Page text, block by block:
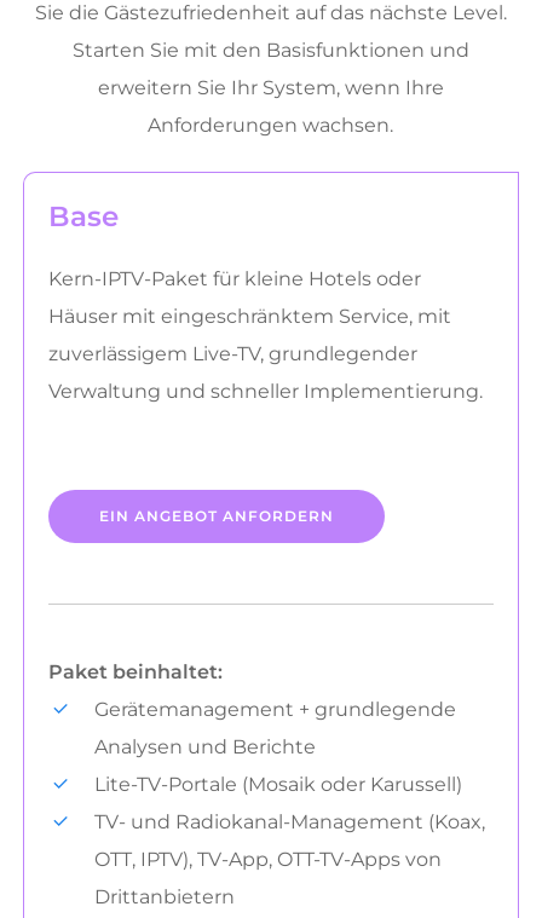
Sie die Gästezufriedenheit auf das nächste Level.
Starten Sie mit den Basisfunktionen und
erweitern Sie Ihr System, wenn Ihre
Anforderungen wachsen.
Base
Kern-IPTV-Paket für kleine Hotels oder
Häuser mit eingeschränktem Service, mit
zuverlässigem Live-TV, grundlegender
Verwaltung und schneller Implementierung.
EIN ANGEBOT ANFORDERN
Paket beinhaltet:
Gerätemanagement + grundlegende
Analysen und Berichte
Lite-TV-Portale (Mosaik oder Karussell)
TV- und Radiokanal-Management (Koax,
OTT, IPTV), TV-App, OTT-TV-Apps von
Drittanbietern